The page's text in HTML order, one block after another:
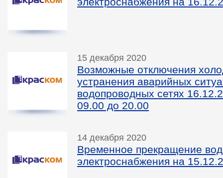
15 декабря 2020
Возможные отключения
устранения аварийных
водопроводных сетях
09.00 до 20.00
14 декабря 2020
Временное прекращение
электроснабжения на